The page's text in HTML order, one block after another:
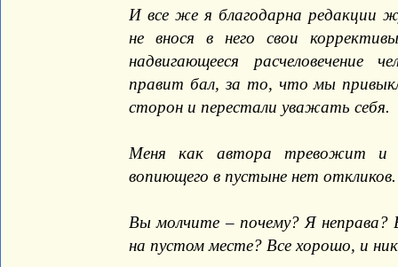
И все же я благодарна редакции
не внося в него свои
надвигающееся расчеловечение
правит бал, за то, что мы
сторон и перестали уважать себя.
Меня как автора тревожит и
вопиющего в пустыне нет откликов.
Вы молчите – почему? Я неправа?
на пустом месте? Все хорошо, и